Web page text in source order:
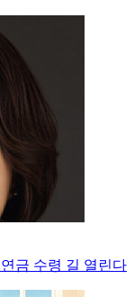
금 수령 길 열린다